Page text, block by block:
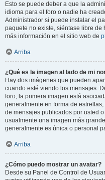
Esto se puede deber a que la
idioma para el foro o nadie ha
Administrador si puede instalar el
paquete no existe, siéntase libre
más información en el sitio web de
Arriba
¿Qué es la imagen al lado de mi
Hay dos imágenes que pueden
cuando esté viendo los mensajes.
foro, la primera imagen está
generalmente en forma de
de mensajes publicados por usted
usualmente una imagen más
generalmente es única o personal
Arriba
¿Cómo puedo mostrar un avatar?
Desde su Panel de Control de